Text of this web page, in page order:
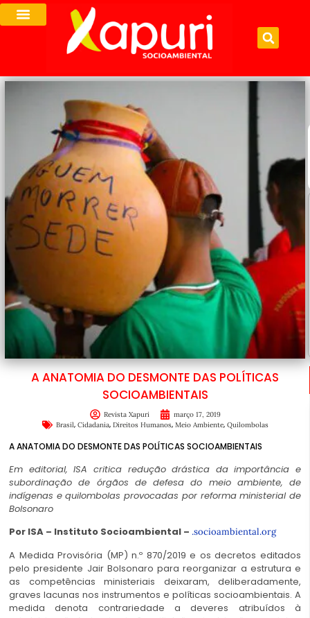
A ANATOMIA DO DESMONTE DAS POLÍTICAS
SOCIOAMBIENTAIS
Revista Xapuri
março 17, 2019
Brasil, Cidadania, Direitos Humanos, Meio Ambiente, Quilombolas
A ANATOMIA DO DESMONTE DAS POLÍTICAS SOCIOAMBIENTAIS
Em editorial, ISA critica redução drástica da importância e
subordinação de órgãos de defesa do meio ambiente, de
indígenas e quilombolas provocadas por reforma ministerial de
Bolsonaro
Por ISA – Instituto Socioambiental – .socioambiental.org
A Medida Provisória (MP) n.º 870/2019 e os decretos editados
pelo presidente Jair Bolsonaro para reorganizar a estrutura e
as competências ministeriais deixaram, deliberadamente,
graves lacunas nos instrumentos e políticas socioambientais. A
medida denota contrariedade a deveres atribuídos à